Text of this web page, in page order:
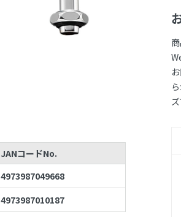
JANコードNo.
4973987049668
4973987010187
ズ